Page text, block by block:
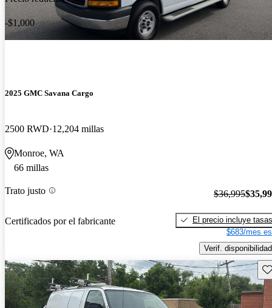
-$1,000
2025 GMC Savana Cargo
2500 RWD 12,204 millas
Monroe, WA
66 millas
Trato justo
Certificados por el fabricante
$36,995
El precio incluye tasas
$683/mes
Verif. disponibilidad